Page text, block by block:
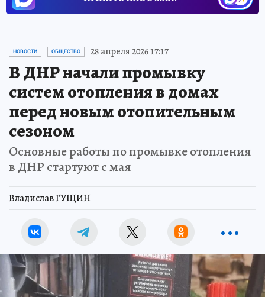
НОВОСТИ ОБЩЕСТВО 28 апреля 2026 17:17
В ДНР начали промывку
систем отопления в домах
перед новым отопительным
сезоном
Основные работы по промывке отопления
в ДНР стартуют с мая
Владислав ГУЩИН